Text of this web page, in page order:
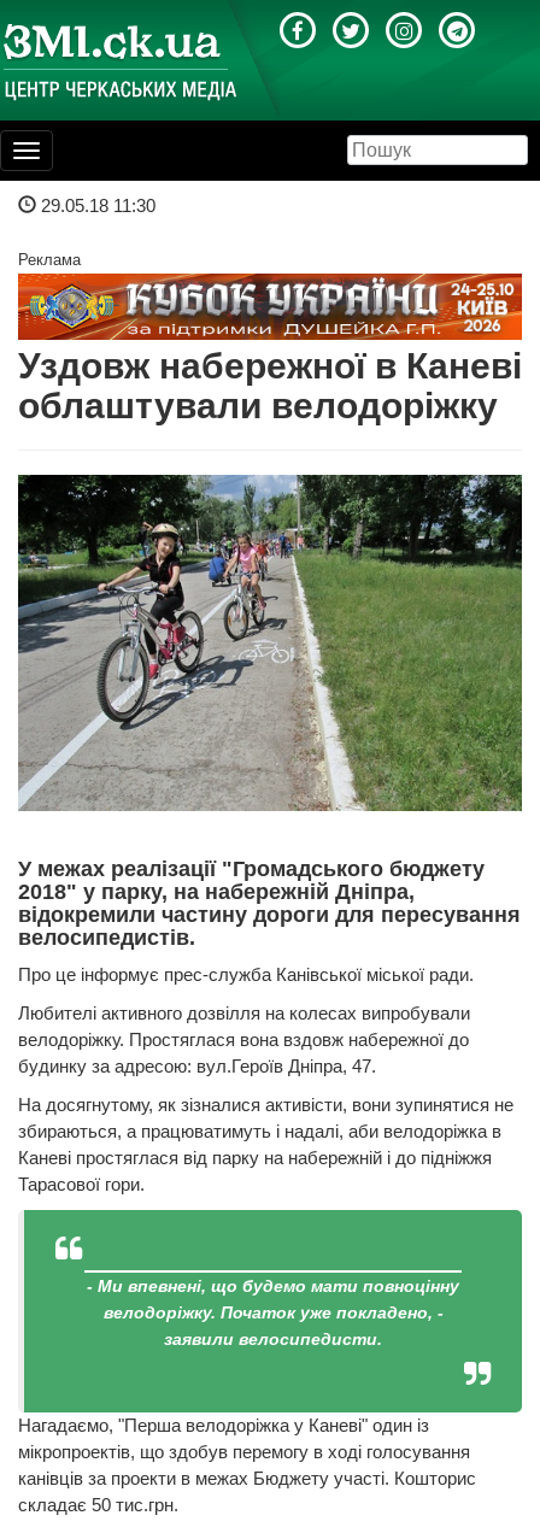
Toggle
navigation
29.05.18 11:30
Реклама
Уздовж набережної в Каневі
облаштували велодоріжку
У межах реалізації "Громадського бюджету
2018" у парку, на набережній Дніпра,
відокремили частину дороги для пересування
велосипедистів.
Про це інформує прес-служба Канівської міської ради.
Любителі активного дозвілля на колесах випробували
велодоріжку. Простяглася вона вздовж набережної до
будинку за адресою: вул.Героїв Дніпра, 47.
На досягнутому, як зізналися активісти, вони зупинятися не
збираються, а працюватимуть і надалі, аби велодоріжка в
Каневі простяглася від парку на набережній і до підніжжя
Тарасової гори.
- Ми впевнені, що будемо мати повноцінну
велодоріжку. Початок уже покладено, -
заявили велосипедисти.
Нагадаємо, "Перша велодоріжка у Каневі" один із
мікропроектів, що здобув перемогу в ході голосування
канівців за проекти в межах Бюджету участі. Кошторис
складає 50 тис.грн.